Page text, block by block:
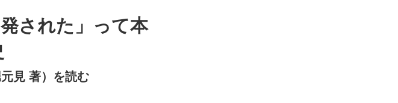
岡毅 #城彰二 #内田有紀
#松田聖子
された」って本
見 著）を読む